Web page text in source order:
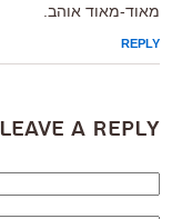
מאוד-מאוד אוהב.
REPLY
Leave a Reply